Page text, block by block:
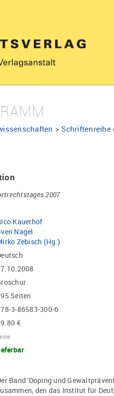
>Schriftenreihe
2007
Kauerhof
Nagel
Zebisch (Hg.)
Seiten
3-86583-300-6
€
Band 'Doping und
den das Institut für